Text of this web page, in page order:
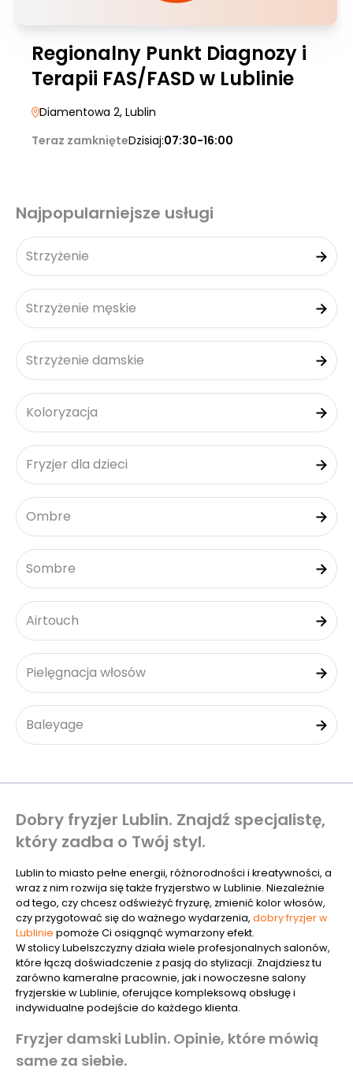
Regionalny Punkt Diagnozy i
Terapii FAS/FASD w Lublinie
Diamentowa 2, Lublin
Teraz zamknięteDzisiaj:07:30-16:00
Najpopularniejsze usługi
Strzyżenie
Strzyżenie męskie
Strzyżenie damskie
Koloryzacja
Fryzjer dla dzieci
Ombre
Sombre
Airtouch
Pielęgnacja włosów
Baleyage
Dobry fryzjer Lublin. Znajdź specjalistę,
który zadba o Twój styl.
Lublin to miasto pełne energii, różnorodności i kreatywności, a
wraz z nim rozwija się także fryzjerstwo w Lublinie. Niezależnie
od tego, czy chcesz odświeżyć fryzurę, zmienić kolor włosów,
czy przygotować się do ważnego wydarzenia, dobry fryzjer w
Lublinie pomoże Ci osiągnąć wymarzony efekt.
W stolicy Lubelszczyzny działa wiele profesjonalnych salonów,
które łączą doświadczenie z pasją do stylizacji. Znajdziesz tu
zarówno kameralne pracownie, jak i nowoczesne salony
fryzjerskie w Lublinie, oferujące kompleksową obsługę i
indywidualne podejście do każdego klienta.
Fryzjer damski Lublin. Opinie, które mówią
same za siebie.